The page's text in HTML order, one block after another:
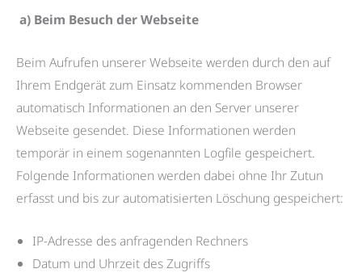
a) Beim Besuch der Webseite
Beim Aufrufen unserer Webseite werden durch den auf
Ihrem Endgerät zum Einsatz kommenden Browser
automatisch Informationen an den Server unserer
Webseite gesendet. Diese Informationen werden
temporär in einem sogenannten Logfile gespeichert.
Folgende Informationen werden dabei ohne Ihr Zutun
erfasst und bis zur automatisierten Löschung gespeichert:
IP-Adresse des anfragenden Rechners
Datum und Uhrzeit des Zugriffs